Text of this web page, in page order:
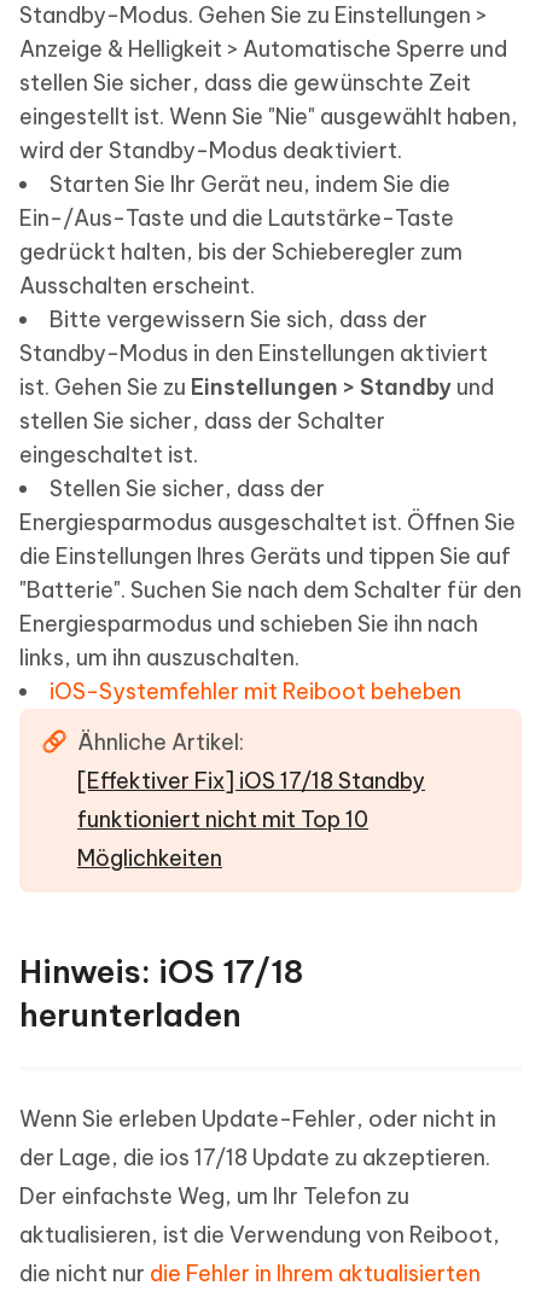
Standby-Modus. Gehen Sie zu Einstellungen >
Anzeige & Helligkeit > Automatische Sperre und
stellen Sie sicher, dass die gewünschte Zeit
eingestellt ist. Wenn Sie "Nie" ausgewählt haben,
wird der Standby-Modus deaktiviert.
Starten Sie Ihr Gerät neu, indem Sie die
Ein-/Aus-Taste und die Lautstärke-Taste
gedrückt halten, bis der Schieberegler zum
Ausschalten erscheint.
Bitte vergewissern Sie sich, dass der
Standby-Modus in den Einstellungen aktiviert
ist. Gehen Sie zu Einstellungen > Standby und
stellen Sie sicher, dass der Schalter
eingeschaltet ist.
Stellen Sie sicher, dass der
Energiesparmodus ausgeschaltet ist. Öffnen Sie
die Einstellungen Ihres Geräts und tippen Sie auf
"Batterie". Suchen Sie nach dem Schalter für den
Energiesparmodus und schieben Sie ihn nach
links, um ihn auszuschalten.
iOS-Systemfehler mit Reiboot beheben
Ähnliche Artikel:
[Effektiver Fix] iOS 17/18 Standby
funktioniert nicht mit Top 10
Möglichkeiten
Hinweis: iOS 17/18
herunterladen
Wenn Sie erleben Update-Fehler, oder nicht in
der Lage, die ios 17/18 Update zu akzeptieren.
Der einfachste Weg, um Ihr Telefon zu
aktualisieren, ist die Verwendung von Reiboot,
die nicht nur die Fehler in Ihrem aktualisierten